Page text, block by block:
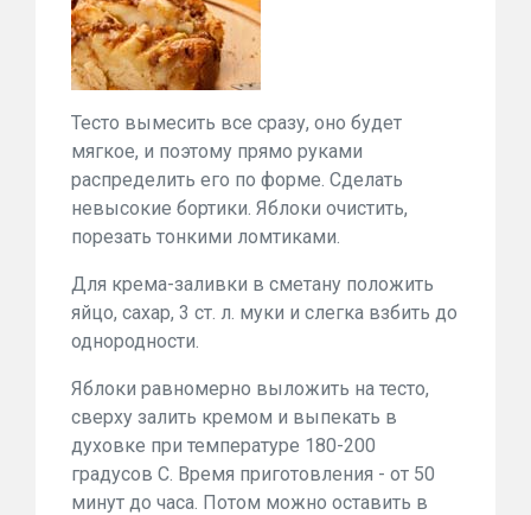
Тесто вымесить все сразу, оно будет
мягкое, и поэтому прямо руками
распределить его по форме. Сделать
невысокие бортики. Яблоки очистить,
порезать тонкими ломтиками.
Для крема-заливки в сметану положить
яйцо, сахар, 3 ст. л. муки и слегка взбить до
однородности.
Яблоки равномерно выложить на тесто,
сверху залить кремом и выпекать в
духовке при температуре 180-200
градусов С. Время приготовления - от 50
минут до часа. Потом можно оставить в